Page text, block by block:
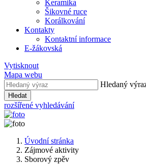
Keramika
Šikovné ruce
Korálkování
Kontakty
Kontaktní informace
E-žákovská
Vytisknout
Mapa webu
Hledaný
Hledat
rozšířené vyhledávání
Úvodní stránka
Zájmové aktivity
Sborový zpěv